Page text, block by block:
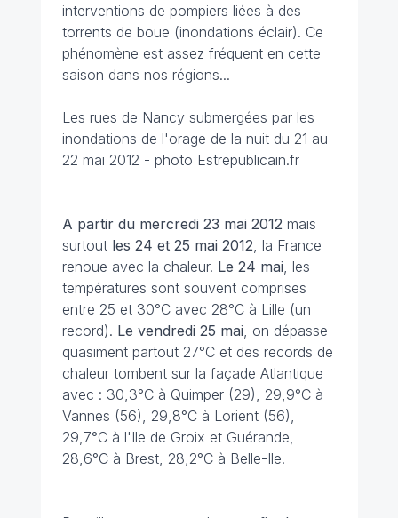
interventions de pompiers liées à des
torrents de boue (inondations éclair). Ce
phénomène est assez fréquent en cette
saison dans nos régions...
Les rues de Nancy submergées par les
inondations de l'orage de la nuit du 21 au
22 mai 2012 - photo Estrepublicain.fr
A partir du mercredi 23 mai 2012 mais
surtoutles 24 et 25 mai 2012, la France
renoue avec la chaleur. Le 24 mai, les
températures sont souvent comprises
entre 25 et 30°C avec 28°C à Lille (un
record). Le vendredi 25 mai, on dépasse
quasiment partout 27°C et des records de
chaleur tombent sur la façade Atlantique
avec : 30,3°C à Quimper (29), 29,9°C à
Vannes (56), 29,8°C à Lorient (56),
29,7°C à l'Ile de Groix et Guérande,
28,6°C à Brest, 28,2°C à Belle-Ile.